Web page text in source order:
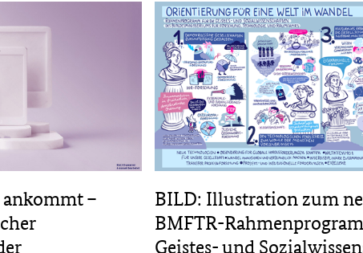
ankommt –
BILD: Illustration zum
BMFTR-
Geistes- und